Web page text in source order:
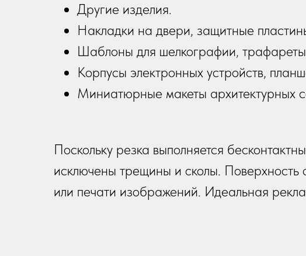
Другие изделия.
Накладки на двери, защитные
Шаблоны для шелкографии,
Корпусы электронных устройств,
Миниатюрные макеты архитектурных
Поскольку резка выполняется
исключены трещины и сколы. Поверхность
или печати изображений. Идеальная